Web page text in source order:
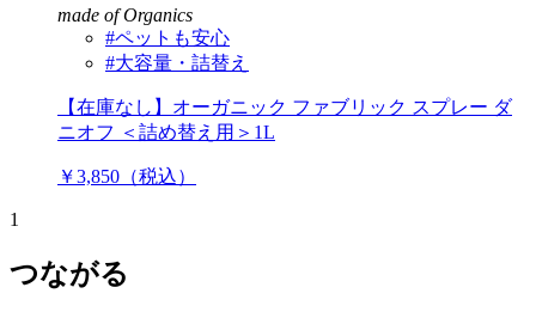
made of Organics
#ペットも安心
#大容量・詰替え
【在庫なし】オーガニック ファブリック スプレー ダ
ニオフ ＜詰め替え用＞1L
￥3,850（税込）
1
つながる